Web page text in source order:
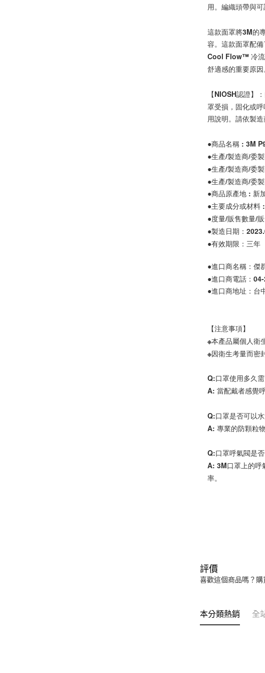
用。編織頭帶與
這款面罩將3M的
容。這款面罩配
Cool Flow™ 冷流
舒適感的重要原因
【NIOSH認證】
罩受損，固化或
用說明。請依製
●商品名稱 : 3M
●生產/製造商/委
●生產/製造商/委
●生產/製造商/委
●商品原產地 : 新
●主要成分或材料
●度量/販售數量/
●有效期限：三年
●進口商名稱：傑
●進口商電話：
●進口商地址：台
【注意事項】
※本產品屬個人衛
※因衛生考量而密
Q:口罩使用多久
A: 當配戴者感覺
Q:口罩是否可以
A: 專業的防顆粒
Q:口罩呼氣閥是
A: 3M口罩上的呼
率。
評價
喜歡這個商品嗎？
本分類熱銷 全